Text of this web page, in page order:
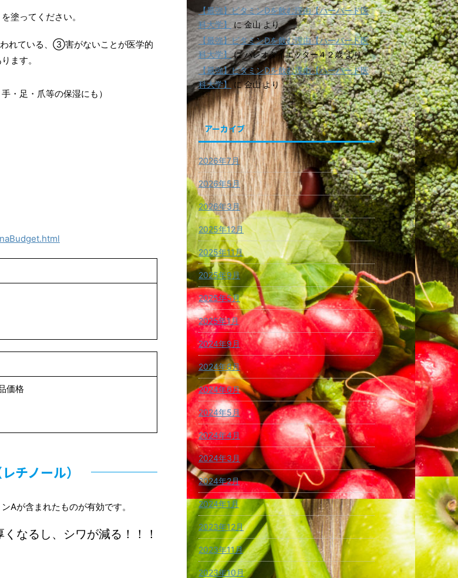
塗ってください。
れている、③害がないことが医学的
ます。
・足・爪等の保湿にも）
価格
チノール）
Aが含まれたものが有効です。
なるし、シワが減る！！！
【最強】ビタミンDを飲む理由【ハーバード医
科大学】 に金山より
【最強】ビタミンDを飲む理由【ハーバード医
科大学】にパレオダイエッター４２歳より
【最強】ビタミンDを飲む理由【ハーバード医
科大学】に金山より
アーカイブ
2026年7月
2026年5月
2026年3月
2025年12月
2025年11月
2025年9月
2025年5月
2025年1月
2024年9月
2024年8月
2024年6月
2024年5月
2024年4月
2024年3月
2024年2月
2024年1月
2023年12月
2023年11月
2023年10月